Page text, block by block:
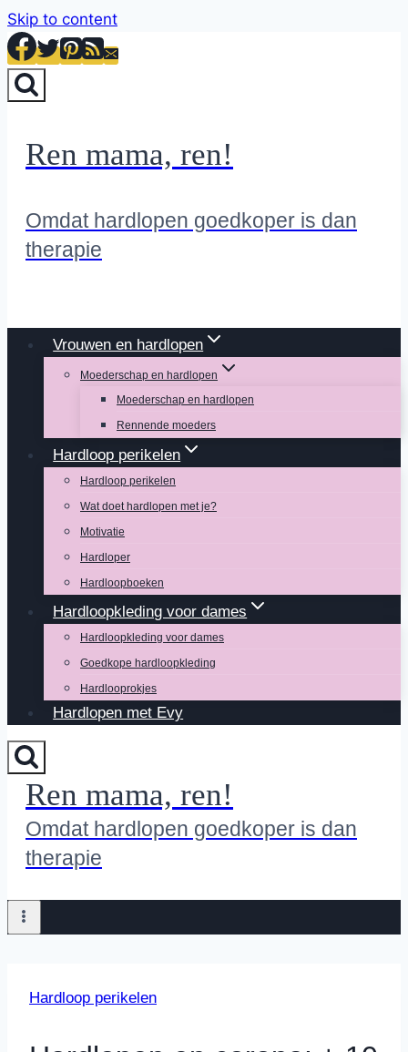
Skip to content
Ren mama, ren!
Omdat hardlopen goedkoper is dan
therapie
Vrouwen en hardlopen
Moederschap en hardlopen
Moederschap en hardlopen
Rennende moeders
Hardloop perikelen
Hardloop perikelen
Wat doet hardlopen met je?
Motivatie
Hardloper
Hardloopboeken
Hardloopkleding voor dames
Hardloopkleding voor dames
Goedkope hardloopkleding
Hardlooprokjes
Hardlopen met Evy
Ren mama, ren!
Omdat hardlopen goedkoper is dan
therapie
Hardloop perikelen